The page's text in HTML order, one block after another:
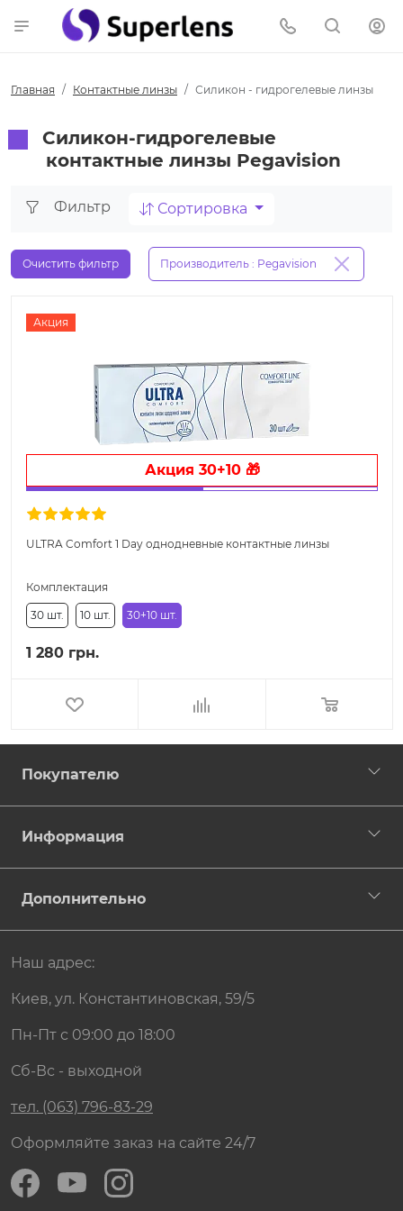
Главная Контактные линзы Силикон - гидрогелевые линзы
Силикон-гидрогелевые
контактные линзы Pegavision
Фильтр Сортировка
Очистить фильтр Производитель : Pegavision
Акция
Акция 30+10 🎁
ULTRA Comfort 1 Day однодневные контактные линзы
Комплектация
30 шт. 10 шт. 30+10 шт.
1 280 грн.
Покупателю
Информация
Дополнительно
Наш адрес:
Киев, ул. Константиновская, 59/5
Пн-Пт с 09:00 до 18:00
Сб-Вс - выходной
тел. (063) 796-83-29
Оформляйте заказ на сайте 24/7